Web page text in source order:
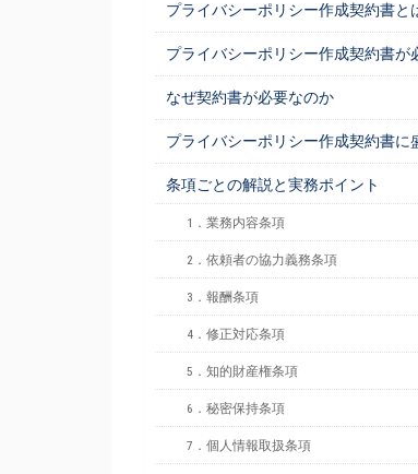
プライバシーポリシー作成契約書と
プライバシーポリシー作成契約書が
なぜ契約書が必要なのか
プライバシーポリシー作成契約書に
条項ごとの解説と実務ポイント
1．業務内容条項
2．依頼者の協力義務条項
3．報酬条項
4．修正対応条項
5．知的財産権条項
6．秘密保持条項
7．個人情報取扱条項